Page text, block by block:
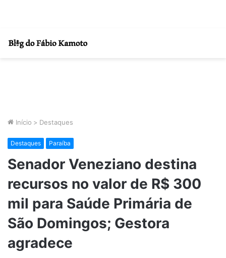
Início > Destaques
Destaques Paraíba
Senador Veneziano destina
recursos no valor de R$ 300
mil para Saúde Primária de
São Domingos; Gestora
agradece